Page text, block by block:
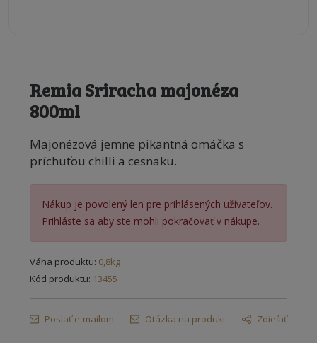
Remia Sriracha majonéza
800ml
Majonézová jemne pikantná omáčka s
príchuťou chilli a cesnaku.
Nákup je povolený len pre prihlásených užívateľov.
Prihláste sa aby ste mohli pokračovať v nákupe.
Váha produktu: 0,8kg
Kód produktu: 13455
Poslať e-mailom Otázka na produkt Zdieľať